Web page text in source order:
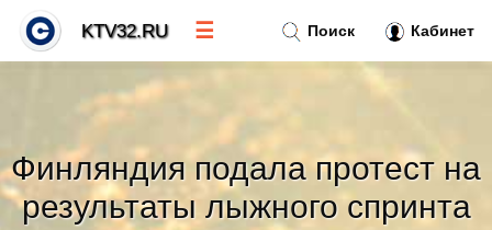
Финляндия подала протест на
результаты лыжного спринта
Поиск Кабинет
KTV32.RU ☰
Новости
Тренды новостей